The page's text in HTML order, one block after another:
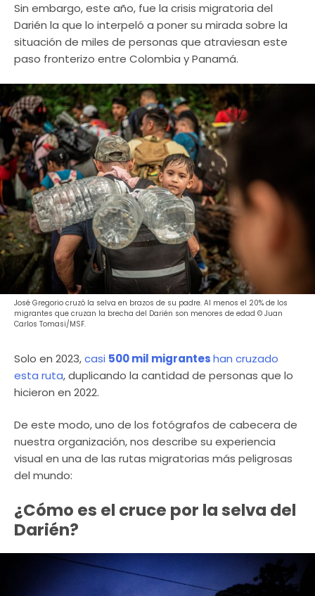
Sin embargo, este año, fue la crisis migratoria del
Darién la que lo interpeló a poner su mirada sobre la
situación de miles de personas que atraviesan este
paso fronterizo entre Colombia y Panamá.
José Gregorio cruzó la selva en brazos de su padre. Al menos el 20% de los
migrantes que cruzan la brecha del Darién son menores de edad © Juan
Carlos Tomasi/MSF.
Solo en 2023,casi 500 mil migranteshan cruzado
esta ruta, duplicando la cantidad de personas que lo
hicieron en 2022.
De este modo, uno de los fotógrafos de cabecera de
nuestra organización, nos describe su experiencia
visual en una de las rutas migratorias más peligrosas
del mundo:
¿Cómo es el cruce por la selva del
Darién?